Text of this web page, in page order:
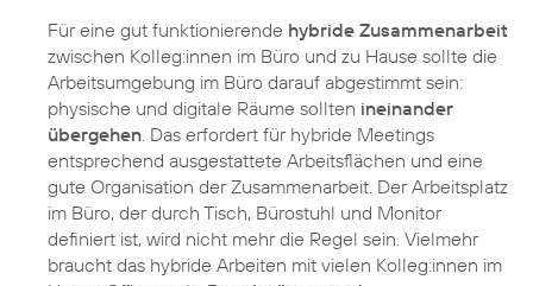
Für eine gut funktionierende hybride Zusammenarbeit
zwischen Kolleg:innen im Büro und zu Hause sollte die
Arbeitsumgebung im Büro darauf abgestimmt sein:
physische und digitale Räume sollten ineinander
übergehen . Das erfordert für hybride Meetings
entsprechend ausgestattete Arbeitsflächen und eine
gute Organisation der Zusammenarbeit. Der Arbeitsplatz
im Büro, der durch Tisch, Bürostuhl und Monitor
definiert ist, wird nicht mehr die Regel sein. Vielmehr
braucht das hybride Arbeiten mit vielen Kolleg:innen im